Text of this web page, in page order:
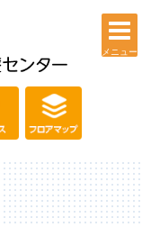
メニュー